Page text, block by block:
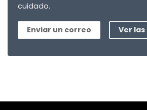
cuidado.
Enviar un correo Ver las